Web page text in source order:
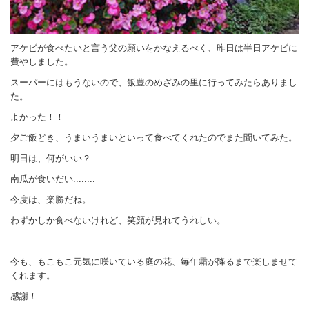
お問合せ
アケビが食べたいと言う父の願いをかなえるべく、昨日は半日アケビに
費やしました。
スーパーにはもうないので、飯豊のめざみの里に行ってみたらありまし
た。
よかった！！
夕ご飯どき、うまいうまいといって食べてくれたのでまた聞いてみた。
明日は、何がいい？
南瓜が食いだい........
今度は、楽勝だね。
わずかしか食べないけれど、笑顔が見れてうれしい。
今も、もこもこ元気に咲いている庭の花、毎年霜が降るまで楽しませて
くれます。
感謝！